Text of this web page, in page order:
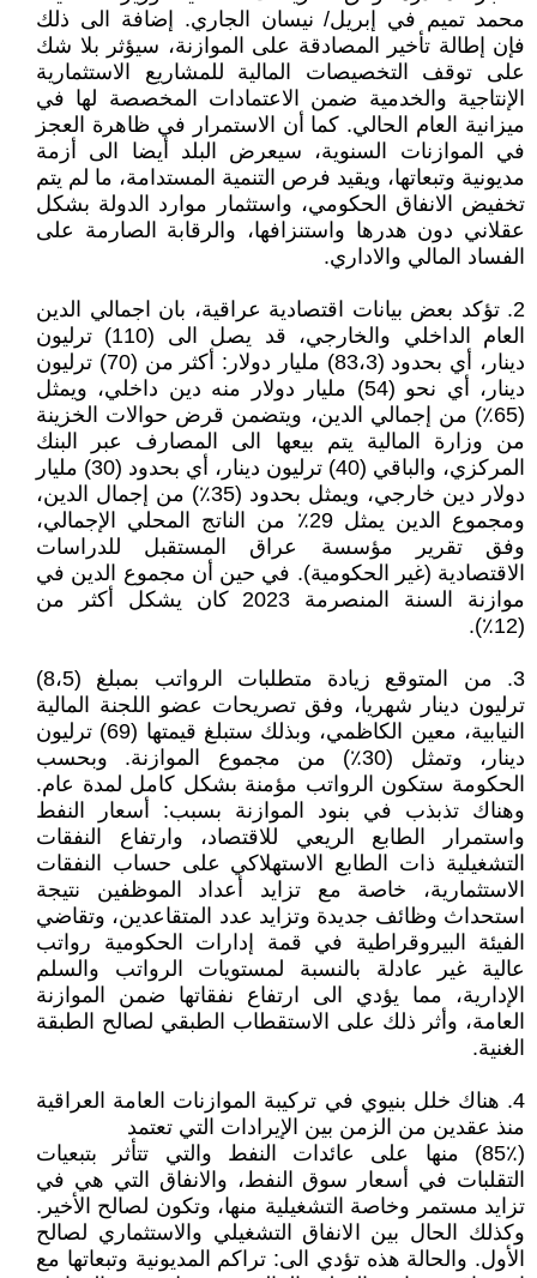
محمد تميم في إبريل/ نيسان الجاري. إضافة الى ذلك
فإن إطالة تأخير المصادقة على الموازنة، سيؤثر بلا شك
على توقف التخصيصات المالية للمشاريع الاستثمارية
الإنتاجية والخدمية ضمن الاعتمادات المخصصة لها في
ميزانية العام الحالي. كما أن الاستمرار في ظاهرة العجز
في الموازنات السنوية، سيعرض البلد أيضا الى أزمة
مديونية وتبعاتها، ويقيد فرص التنمية المستدامة، ما لم يتم
تخفيض الانفاق الحكومي، واستثمار موارد الدولة بشكل
عقلاني دون هدرها واستنزافها، والرقابة الصارمة على
الفساد المالي والاداري.
2. تؤكد بعض بيانات اقتصادية عراقية، بان اجمالي الدين
العام الداخلي والخارجي، قد يصل الى (110) ترليون
دينار، أي بحدود (83،3) مليار دولار: أكثر من (70) ترليون
دينار، أي نحو (54) مليار دولار منه دين داخلي، ويمثل
(65٪) من إجمالي الدين، ويتضمن قرض حوالات الخزينة
من وزارة المالية يتم بيعها الى المصارف عبر البنك
المركزي، والباقي (40) ترليون دينار، أي بحدود (30) مليار
دولار دين خارجي، ويمثل بحدود (35٪) من إجمال الدين،
ومجموع الدين يمثل 29٪ من الناتج المحلي الإجمالي،
وفق تقرير مؤسسة عراق المستقبل للدراسات
الاقتصادية (غير الحكومية). في حين أن مجموع الدين في
موازنة السنة المنصرمة 2023 كان يشكل أكثر من
(12٪).
3. من المتوقع زيادة متطلبات الرواتب بمبلغ (8،5)
ترليون دينار شهريا، وفق تصريحات عضو اللجنة المالية
النيابية، معين الكاظمي، وبذلك ستبلغ قيمتها (69) ترليون
دينار، وتمثل (30٪) من مجموع الموازنة. وبحسب
الحكومة ستكون الرواتب مؤمنة بشكل كامل لمدة عام.
وهناك تذبذب في بنود الموازنة بسبب: أسعار النفط
واستمرار الطابع الريعي للاقتصاد، وارتفاع النفقات
التشغيلية ذات الطابع الاستهلاكي على حساب النفقات
الاستثمارية، خاصة مع تزايد أعداد الموظفين نتيجة
استحداث وظائف جديدة وتزايد عدد المتقاعدين، وتقاضي
الفيئة البيروقراطية في قمة إدارات الحكومية رواتب
عالية غير عادلة بالنسبة لمستويات الرواتب والسلم
الإدارية، مما يؤدي الى ارتفاع نفقاتها ضمن الموازنة
العامة، وأثر ذلك على الاستقطاب الطبقي لصالح الطبقة
الغنية.
4. هناك خلل بنيوي في تركيبة الموازنات العامة العراقية
منذ عقدين من الزمن بين الإيرادات التي تعتمد
(85٪) منها على عائدات النفط والتي تتأثر بتبعيات
التقلبات في أسعار سوق النفط، والانفاق التي هي في
تزايد مستمر وخاصة التشغيلية منها، وتكون لصالح الأخير.
وكذلك الحال بين الانفاق التشغيلي والاستثماري لصالح
الأول. والحالة هذه تؤدي الى: تراكم المديونية وتبعاتها مع